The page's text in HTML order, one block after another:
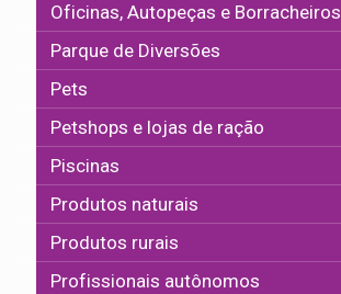
Oficinas, Autopeças e Borracheiros
Parque de Diversões
Pets
Petshops e lojas de ração
Piscinas
Produtos naturais
Produtos rurais
Profissionais autônomos